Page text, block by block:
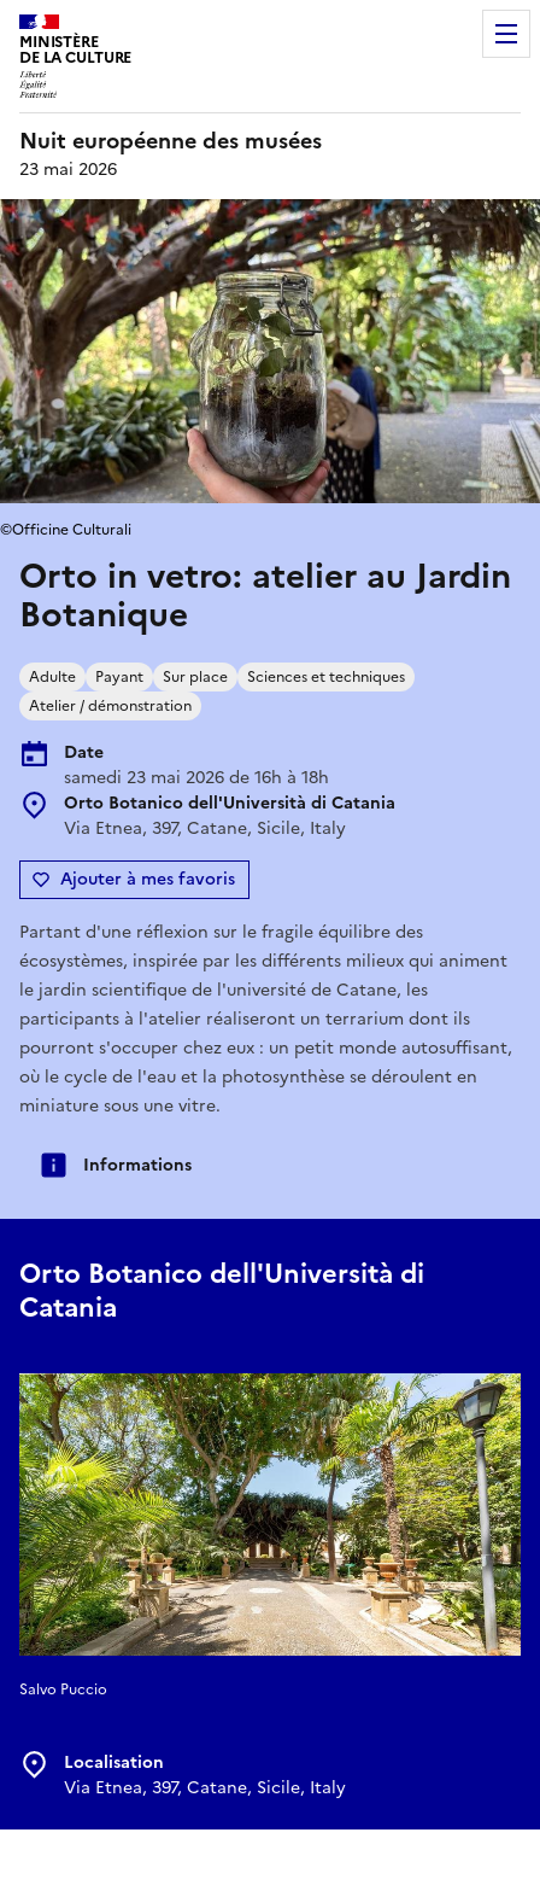
MINISTÈRE
DE LA CULTURE
Nuit européenne des musées
23 mai 2026
Orto in vetro: atelier au Jardin
Botanique
Adulte Payant Sur place
Sciences et techniques
Atelier / démonstration
Date
samedi 23 mai 2026 de 16h à 18h
Orto Botanico dell'Università di Catania
Via Etnea, 397, Catane, Sicile, Italy
Ajouter à mes favoris
©Officine Culturali
Partant d'une réflexion sur le fragile équilibre des
écosystèmes, inspirée par les différents milieux qui animent
le jardin scientifique de l'université de Catane, les
participants à l'atelier réaliseront un terrarium dont ils
pourront s'occuper chez eux : un petit monde autosuffisant,
où le cycle de l'eau et la photosynthèse se déroulent en
miniature sous une vitre.
Informations
Orto Botanico dell'Università di
Catania
Salvo Puccio
Localisation
Via Etnea, 397, Catane, Sicile, Italy